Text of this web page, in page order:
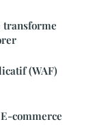
transforme
(WAF)
commerce